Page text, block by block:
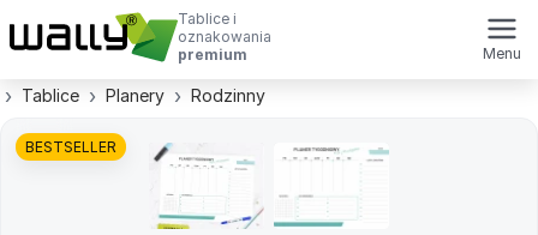
Tablice i
oznakowania
premium
Menu
Tablice Planery Rodzinny
BESTSELLER